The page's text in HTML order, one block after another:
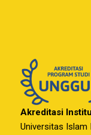
Akreditasi
Universitas Islam